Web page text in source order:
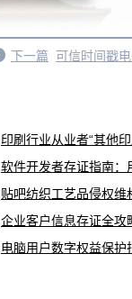
下一篇 可信时间戳